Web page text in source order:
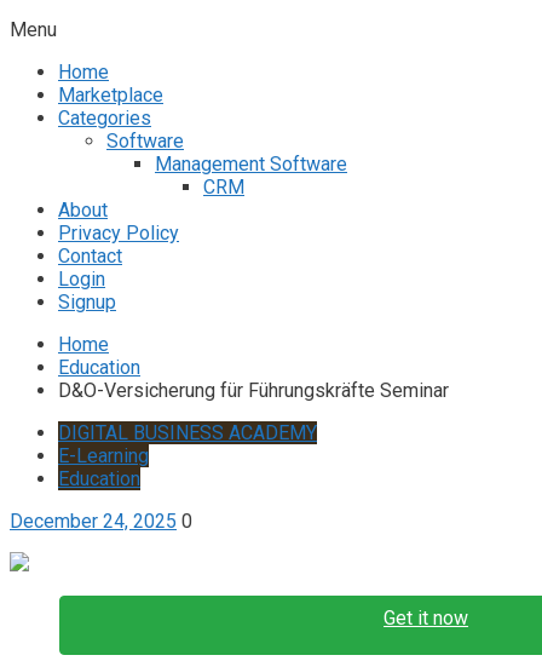
Menu
Home
Marketplace
Categories
Software
Management Software
CRM
About
Privacy Policy
Contact
Login
Signup
Home
Education
D&O-Versicherung für Führungskräfte Seminar
DIGITAL BUSINESS ACADEMY
E-Learning
Education
December 24, 2025 0
Get it now